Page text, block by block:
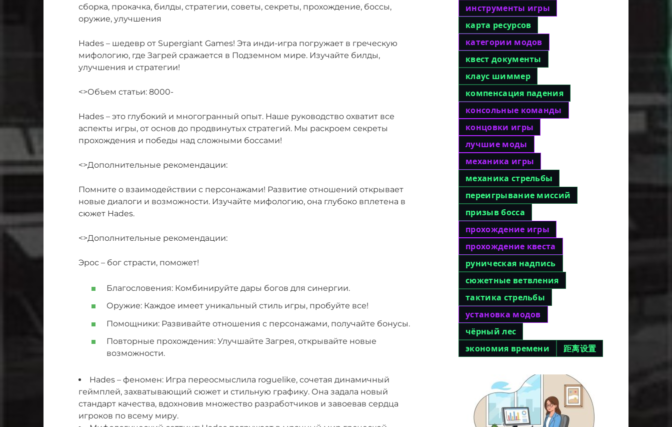
сборка, прокачка, билды, стратегии, советы, секреты, прохождение, боссы,
оружие, улучшения
Hades – шедевр от Supergiant Games! Эта инди-игра погружает в греческую
мифологию, где Загрей сражается в Подземном мире. Изучайте билды,
улучшения и стратегии!
<>Объем статьи: 8000-
Hades – это глубокий и многогранный опыт. Наше руководство охватит все
аспекты игры, от основ до продвинутых стратегий. Мы раскроем секреты
прохождения и победы над сложными боссами!
<>Дополнительные рекомендации:
Помните о взаимодействии с персонажами! Развитие отношений открывает
новые диалоги и возможности. Изучайте мифологию, она глубоко вплетена в
сюжет Hades.
<>Дополнительные рекомендации:
Эрос – бог страсти, поможет!
Благословения: Комбинируйте дары богов для синергии.
Оружие: Каждое имеет уникальный стиль игры, пробуйте все!
Помощники: Развивайте отношения с персонажами, получайте бонусы.
Повторные прохождения: Улучшайте Загрея, открывайте новые
возможности.
Hades – феномен: Игра переосмыслила roguelike, сочетая динамичный
геймплей, захватывающий сюжет и стильную графику. Она задала новый
стандарт качества, вдохновив множество разработчиков и завоевав сердца
игроков по всему миру.
инструменты игры
карта ресурсов
категории модов
квест документы
клаус шиммер
компенсация падения
консольные команды
концовки игры
лучшие моды
механика игры
механика стрельбы
переигрывание миссий
призыв босса
прохождение игры
прохождение квеста
руническая надпись
сюжетные ветвления
тактика стрельбы
установка модов
чёрный лес
экономия времени
距离设置